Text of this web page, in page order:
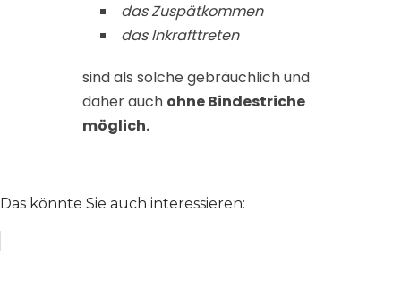
das Zuspätkommen
das Inkrafttreten
sind als solche gebräuchlich und
daher auch ohne Bindestriche
möglich.
Das könnte Sie auch interessieren: